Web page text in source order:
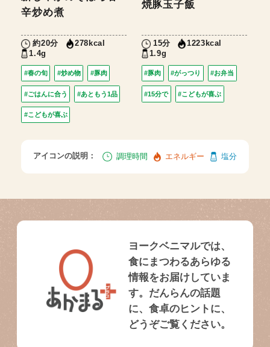
辛炒め煮
約20分
278kcal
1.4g
#春の旬 #炒め物 #豚肉
#ごはんに合う #あともう1品
#こどもが喜ぶ
焼豚玉子飯
15分
1223kcal
1.9g
#豚肉 #がっつり #お弁当
#15分で #こどもが喜ぶ
アイコンの説明： 調理時間 エネルギー 塩分
ヨークベニマルでは、
食にまつわるあらゆる
情報をお届けしていま
す。だんらんの話題
に、食卓のヒントに、
どうぞご覧ください。